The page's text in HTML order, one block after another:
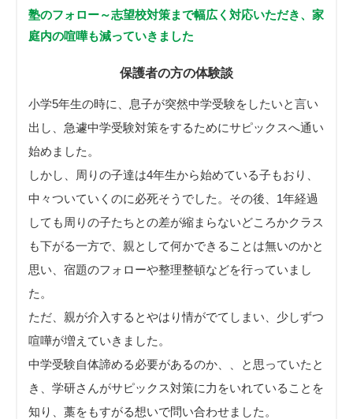
塾のフォロー～志望校対策まで幅広く対応いただき、家
庭内の喧嘩も減っていきました
保護者の方の体験談
小学5年生の時に、息子が突然中学受験をしたいと言い
出し、急遽中学受験対策をするためにサピックスへ通い
始めました。
しかし、周りの子達は4年生から始めている子もおり、
中々ついていくのに必死そうでした。その後、1年経過
しても周りの子たちとの差が縮まらないどころかクラス
も下がる一方で、親として何かできることは無いのかと
思い、宿題のフォローや整理整頓などを行っていまし
た。
ただ、親が介入するとやはり情がでてしまい、少しずつ
喧嘩が増えていきました。
中学受験自体諦める必要があるのか、、と思っていたと
き、学研さんがサピックス対策に力をいれていることを
知り、藁をもすがる想いで問い合わせました。